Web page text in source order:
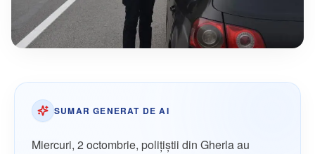
SUMAR GENERAT DE AI
Miercuri, 2 octombrie, polițiștii din Gherla au